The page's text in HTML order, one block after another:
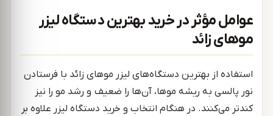
عوامل مؤثر در خرید بهترین دستگاه لیزر
موهای زائد
استفاده از بهترین دستگاه‌های لیزر موهای زائد با فرستادن
نور پالسی به ریشه موها، آن‌ها را ضعیف و رشد مو را نیز
کندتر می‌کنند. در هنگام انتخاب و خرید دستگاه لیزر علاوه بر